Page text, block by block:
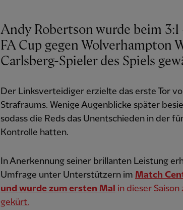
Andy Robertson wurde beim
FA Cup gegen Wolverhampton
Carlsberg-Spieler des Spiels
Der Linksverteidiger erzielte das erste Tor
Strafraums. Wenige Augenblicke später
sodass die Reds das Unentschieden in der
Kontrolle hatten.
In Anerkennung seiner brillanten Leistung
Umfrage unter Unterstützern im Match
und wurde zum ersten Mal in dieser
gekürt.